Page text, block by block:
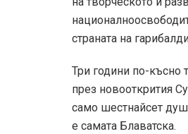
страната на
Три години по-късно
през новооткрития
само шестнайсет
е самата Блаватска.